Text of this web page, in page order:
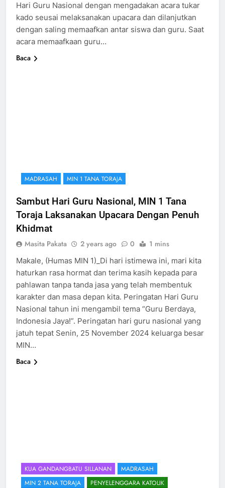
Hari Guru Nasional dengan mengadakan acara tukar
kado seusai melaksanakan upacara dan dilanjutkan
dengan saling memaafkan antar siswa dan guru. Saat
acara memaafkaan guru…
Baca
MADRASAH MIN 1 TANA TORAJA
Sambut Hari Guru Nasional, MIN 1 Tana
Toraja Laksanakan Upacara Dengan Penuh
Khidmat
Masita Pakata 2 years ago 0 1 mins
Makale, (Humas MIN 1)_Di hari istimewa ini, mari kita
haturkan rasa hormat dan terima kasih kepada para
pahlawan tanpa tanda jasa yang telah membentuk
karakter dan masa depan kita. Peringatan Hari Guru
Nasional tahun ini mengambil tema “Guru Berdaya,
Indonesia Jaya!”. Peringatan hari guru nasional yang
jatuh tepat Senin, 25 November 2024 keluarga besar
MIN…
Baca
KUA GANDANGBATU SILLANAN
MADRASAH
MIN 2 TANA TORAJA
PENYELENGGARA KATOLIK